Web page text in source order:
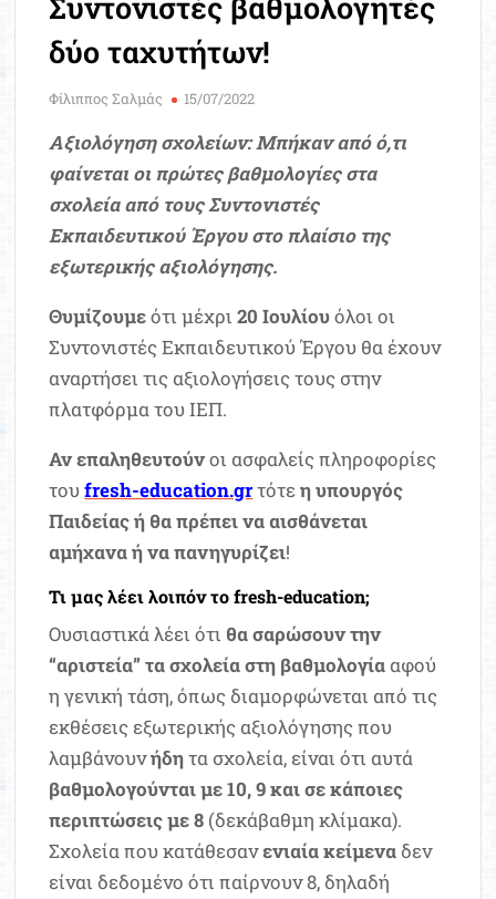
δύο ταχυτήτων!
Φίλιππος Σαλμάς 15/07/2022
Αξιολόγηση σχολείων: Μπήκαν από ό,τι
φαίνεται οι πρώτες βαθμολογίες στα
σχολεία από τους Συντονιστές
Εκπαιδευτικού Έργου στο πλαίσιο της
εξωτερικής αξιολόγησης.
Θυμίζουμεότι μέχρι20 Ιουλίουόλοι οι
Συντονιστές Εκπαιδευτικού Έργου θα έχουν
αναρτήσει τις αξιολογήσεις τους στην
πλατφόρμα του ΙΕΠ.
Αν επαληθευτούνοι ασφαλείς πληροφορίες
τουfresh-education.grτότεη υπουργός
Παιδείας ή θα πρέπει να αισθάνεται
αμήχανα ή να πανηγυρίζει!
Τι μας λέει λοιπόν το fresh-education;
Ουσιαστικά λέει ότι θα σαρώσουν την
“αριστεία” τα σχολεία στη βαθμολογία αφού
η γενική τάση, όπως διαμορφώνεται από τις
εκθέσεις εξωτερικής αξιολόγησης που
λαμβάνουνήδητα σχολεία, είναι ότι αυτά
βαθμολογούνται με 10, 9 και σε κάποιες
περιπτώσεις με 8 (δεκάβαθμη κλίμακα).
Σχολεία που κατάθεσανενιαία κείμεναδεν
είναι δεδομένο ότι παίρνουν 8, δηλαδή